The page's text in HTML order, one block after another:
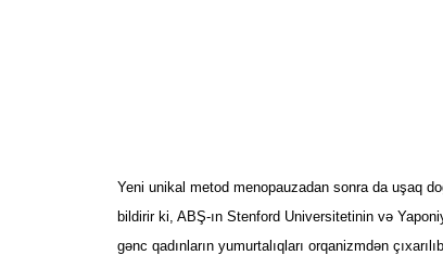
Yeni unikal metod menopauzadan sonra da uşaq
bildirir ki, ABŞ-ın Stenford Universitetinin və
gənc qadınların yumurtalıqları orqanizmdən